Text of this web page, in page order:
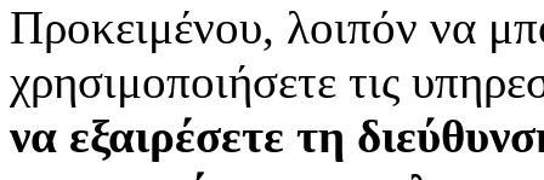
Προκειμένου, λοιπόν να
χρησιμοποιήσετε τις
να εξαιρέσετε τη